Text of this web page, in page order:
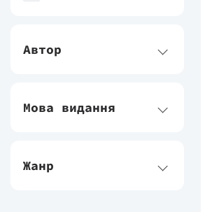
Автор
Мова видання
Жанр